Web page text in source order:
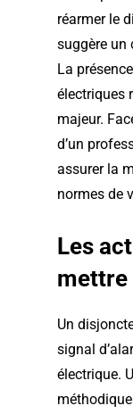
réarmer le
suggère un
La
électriques
majeur.
d’un
assurer la
normes de
Les
mettre
Un
signal
électrique.